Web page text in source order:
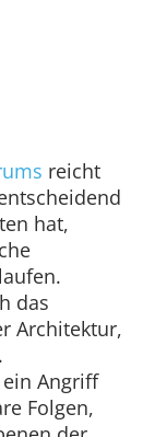
reicht
hat,
das
Architektur,
Angriff
Folgen,